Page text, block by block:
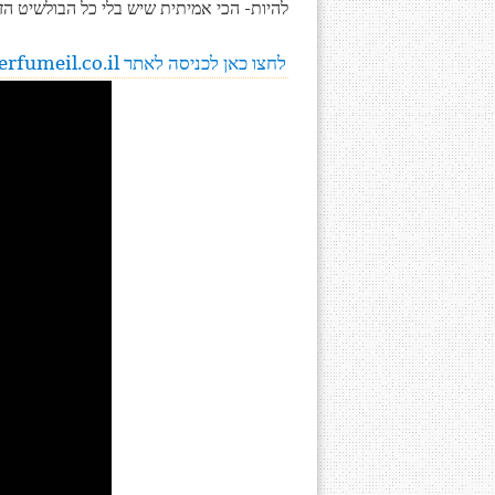
להיות- הכי אמיתית שיש בלי כל הבולשיט
לחצו כאן לכניסה לאתר perfumeil.co.il לפרטים